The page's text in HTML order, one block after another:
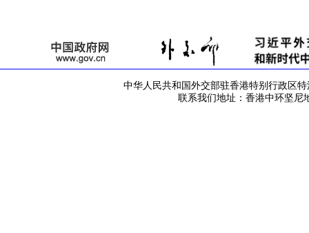
中华人民共和国外交部驻香港特别行政区特
联系我们地址：香港中环坚尼